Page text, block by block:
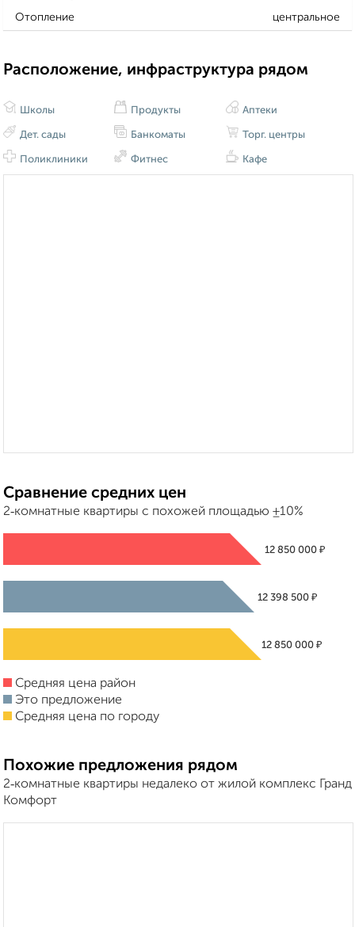
Отопление центральное
Расположение, инфраструктура рядом
Школы
Дет. сады
Поликлиники
Продукты
Банкоматы
Фитнес
Аптеки
Торг. центры
Кафе
Сравнение средних цен
2‑комнатные квартиры с похожей площадью ±10%
12 850 000 ₽
12 398 500₽
12 850 000 ₽
Средняя цена район
Это предложение
Средняя цена по городу
Похожие предложения рядом
2‑комнатные квартиры недалеко от жилой комплекс Гранд
Комфорт